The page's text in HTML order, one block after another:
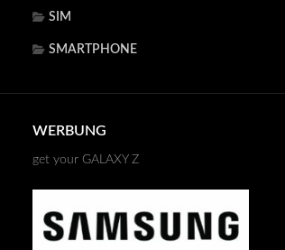
SIM
SMARTPHONE
WERBUNG
get your GALAXY Z